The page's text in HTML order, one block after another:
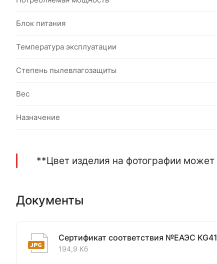
Блок питания
Температура эксплуатации
Степень пылевлагозащиты
Вес
Назначение
**Цвет изделия на фотографии может
Документы
Сертификат соответствия №ЕАЭС
194,9 Кб